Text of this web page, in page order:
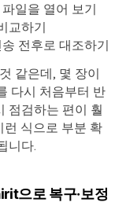
일을 열어 보기
교하기
전후로 대조하기
같은데, 몇 장이
다시 처음부터 반
점검하는 편이 훨
런 식으로 부분 확
니다.
으로 복구·보정